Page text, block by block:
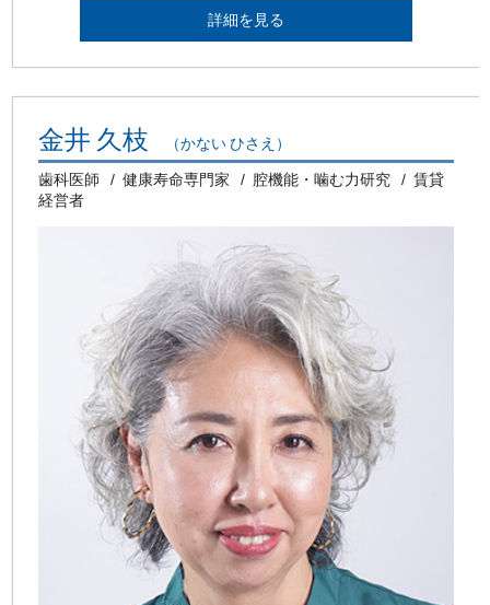
詳細を見る
金井 久枝 （かない ひさえ）
歯科医師 健康寿命専門家 腔機能・噛む力研究
賃貸
経営者